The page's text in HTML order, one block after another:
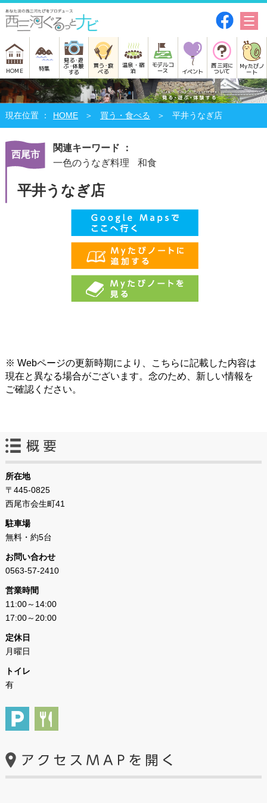
HOME 特集
見る･遊
ぶ･体験
する
買う･食
べる
温泉・宿
泊
モデルコ
ース イベント
西三河に
ついて
Myたびノ
ート
HOME 買う・食べる 平井うなぎ店
西尾市
関連キーワード ：
一色のうなぎ料理
和食
平井うなぎ店
※ Webページの更新時期により、こちらに記載した内容は
現在と異なる場合がございます。念のため、新しい情報を
ご確認ください。
所在地
〒445-0825
西尾市会生町41
駐車場
無料・約5台
お問い合わせ
0563-57-2410
営業時間
11:00～14:00
17:00～20:00
定休日
月曜日
トイレ
有